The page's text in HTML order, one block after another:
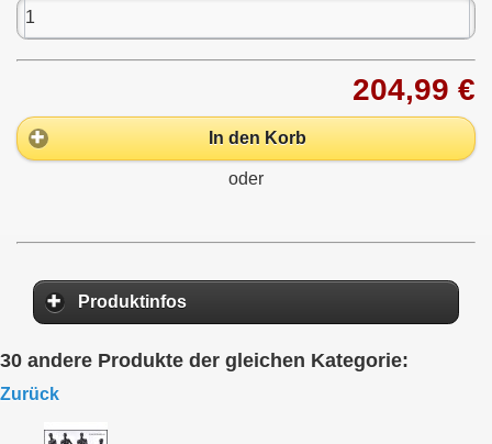
204,99 €
In den Korb
oder
Produktinfos
30 andere Produkte der gleichen Kategorie:
Zurück